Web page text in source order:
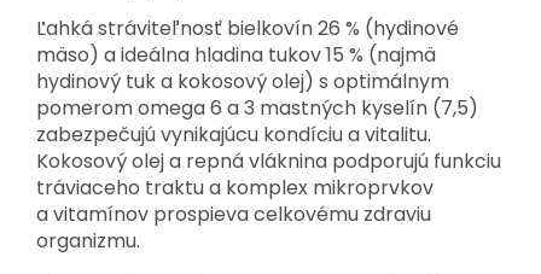
Ľahká stráviteľnosť bielkovín 26 % (hydinové
mäso) a ideálna hladina tukov 15 % (najmä
hydinový tuk a kokosový olej) s optimálnym
pomerom omega 6 a 3 mastných kyselín (7,5)
zabezpečujú vynikajúcu kondíciu a vitalitu.
Kokosový olej a repná vláknina podporujú funkciu
tráviaceho traktu a komplex mikroprvkov
a vitamínov prospieva celkovému zdraviu
organizmu.